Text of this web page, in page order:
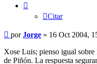
Citar
Mensaje
porJorge » 16 Oct 2004,
Xose Luis; pienso igual
de Piñón. La respuesta